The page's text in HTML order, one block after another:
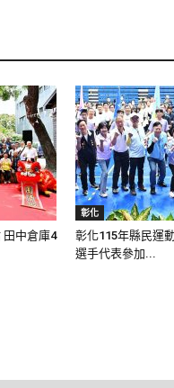
田中倉庫4
彰化
彰化115年縣民運
選手代表參加...